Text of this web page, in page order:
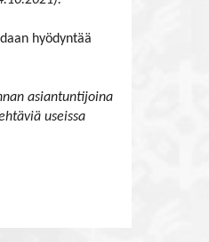
hyödyntää
asiantuntijoina
useissa